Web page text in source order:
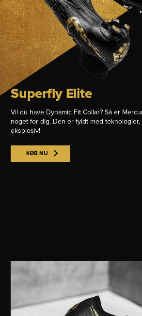
Superfly Elite
Vil du have Dynamic Fit Collar? Så er
noget for dig. Den er fyldt med
eksplosiv!
KØB NU